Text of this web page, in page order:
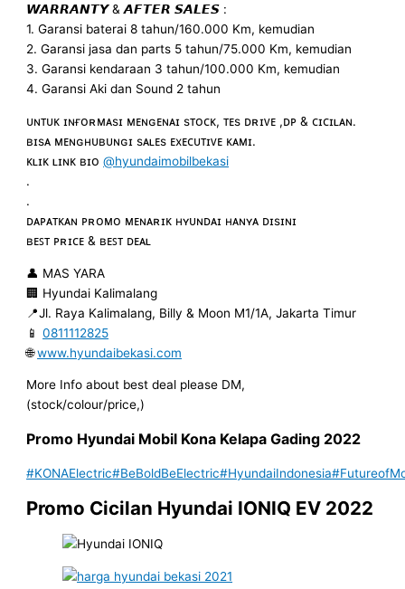
𝙒𝘼𝙍𝙍𝘼𝙉𝙏𝙔 & 𝘼𝙁𝙏𝙀𝙍 𝙎𝘼𝙇𝙀𝙎 :
1. Garansi baterai 8 tahun/160.000 Km, kemudian
2. Garansi jasa dan parts 5 tahun/75.000 Km, kemudian
3. Garansi kendaraan 3 tahun/100.000 Km, kemudian
4. Garansi Aki dan Sound 2 tahun
ᴜɴᴛᴜᴋ ɪɴғᴏʀᴍᴀsɪ ᴍᴇɴɢᴇɴᴀɪ sᴛᴏᴄᴋ, ᴛᴇs ᴅʀɪᴠᴇ ,ᴅᴘ & ᴄɪᴄɪʟᴀɴ.
ʙɪsᴀ ᴍᴇɴɢʜᴜʙᴜɴɢɪ sᴀʟᴇs ᴇxᴇᴄᴜᴛɪᴠᴇ ᴋᴀᴍɪ.
ᴋʟɪᴋ ʟɪɴᴋ ʙɪᴏ@hyundaimobilbekasi
.
.
ᴅᴀᴘᴀᴛᴋᴀɴ ᴘʀᴏᴍᴏ ᴍᴇɴᴀʀɪᴋ ʜʏᴜɴᴅᴀɪ ʜᴀɴʏᴀ ᴅɪsɪɴɪ
ʙᴇꜱᴛ ᴘʀɪᴄᴇ & ʙᴇꜱᴛ ᴅᴇᴀʟ
👤 MAS YARA
🏢 Hyundai Kalimalang
📍Jl. Raya Kalimalang, Billy & Moon M1/1A, Jakarta Timur
📱0811112825
🌐www.hyundaibekasi.com
More Info about best deal please DM,
(stock/colour/price,)
Promo Hyundai Mobil Kona Kelapa Gading 2022
#KONAElectric#BeBoldBeElectric#HyundaiIndonesia
Promo Cicilan Hyundai IONIQ EV 2022